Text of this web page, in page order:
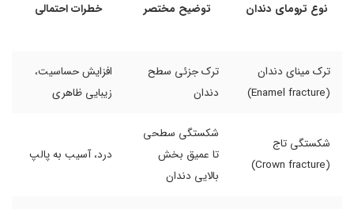
نوع ترومای دندان توضیح مختصر خطرات احتمالی
ترک مینای دندان
(Enamel fracture)
ترک جزئی سطح
دندان
افزایش حساسیت،
زیبایی ظاهری
شکستگی تاج
(Crown fracture)
شکستگی سطحی
تا عمیق بخش
بالایی دندان
درد، آسیب به پالپ